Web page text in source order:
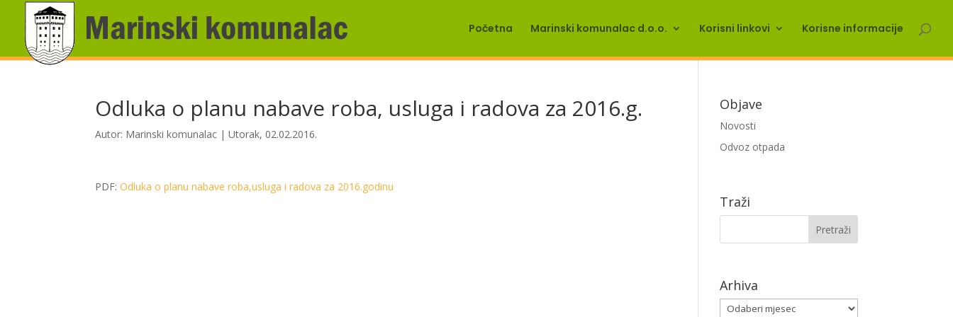
Početna Marinski komunalac d.o.o. Korisni linkovi Korisne informacije
Odluka o planu nabave roba, usluga i radova za 2016.g.
Autor: Marinski komunalac |Utorak, 02.02.2016.
PDF:Odluka o planu nabave roba,usluga i radova za 2016.godinu
Objave
Novosti
Odvoz otpada
Traži
Arhiva
Arhiva